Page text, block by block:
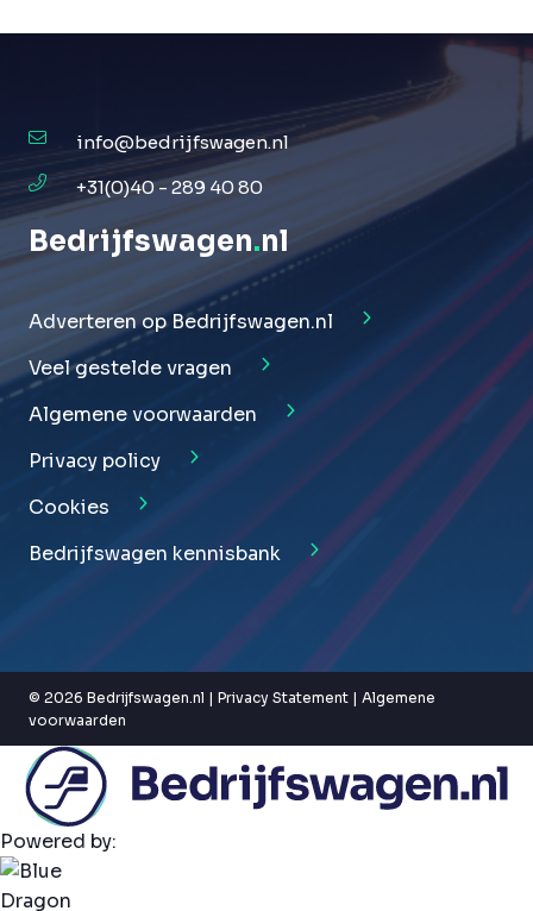
info@bedrijfswagen.nl
+31(0)40 - 289 40 80
Bedrijfswagen.nl
Adverteren op Bedrijfswagen.nl
Veel gestelde vragen
Algemene voorwaarden
Privacy policy
Cookies
Bedrijfswagen kennisbank
© 2026 Bedrijfswagen.nl | Privacy Statement | Algemene
voorwaarden
Powered by: